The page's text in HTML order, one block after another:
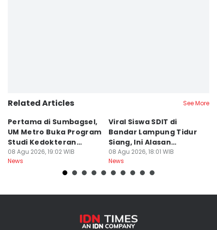
Related Articles See More
Pertama di Sumbagsel,
UM Metro Buka Program
Studi Kedokteran
Hewan
08 Agu 2026, 19:02 WIB
News
Viral Siswa SDIT di
Bandar Lampung Tidur
Siang, Ini Alasan
Sekolah
08 Agu 2026, 18:01 WIB
News